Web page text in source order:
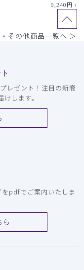
9,240円 （税
その他商品一覧へ ＞
レゼント！注目の新商
します。
pdfでご案内いたしま
ら